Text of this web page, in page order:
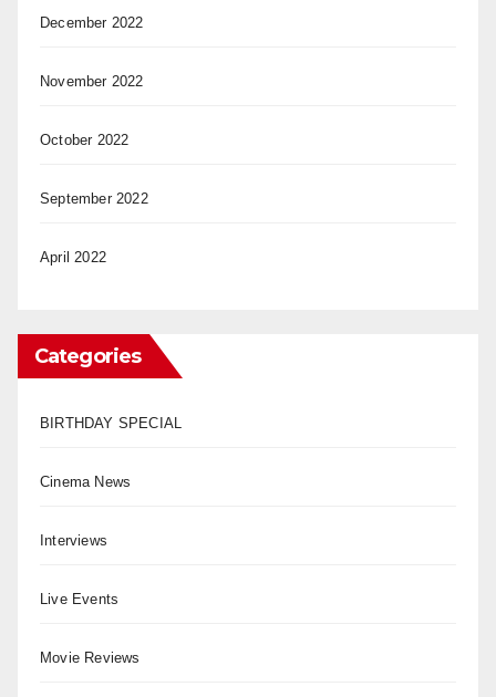
December 2022
November 2022
October 2022
September 2022
April 2022
Categories
BIRTHDAY SPECIAL
Cinema News
Interviews
Live Events
Movie Reviews